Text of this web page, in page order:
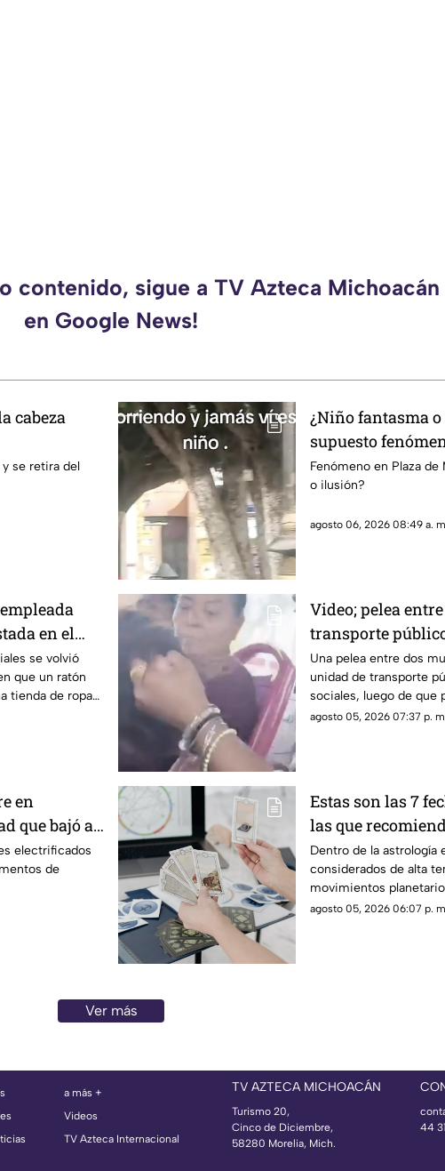
contenido, sigue a TV Azteca Michoacán
en Google News!
cabeza
y se retira del
¿Niño fantasma
supuesto
Plaza de
Fenómeno en Plaza
o ilusión?
agosto 06, 2026 08:49 a.
en el
se
se volvió
que un ratón
tienda de ropa
laboral, se
Video; pelea
transporte
de cabello
Una pelea entre dos
unidad de transporte
sociales, luego de que
el momento en que
agosto 05, 2026 07:37 p.
en
que bajó a
electrificados
de
Estas son las 7
las que
importantes
Dentro de la
considerados de alta
movimientos
eclipses son
agosto 05, 2026 06:07 p.
Ver más
a más +
Videos
TV Azteca Internacional
TV AZTECA MICHOACÁN
Turismo 20,
Cinco de Diciembre,
58280 Morelia, Mich.
44